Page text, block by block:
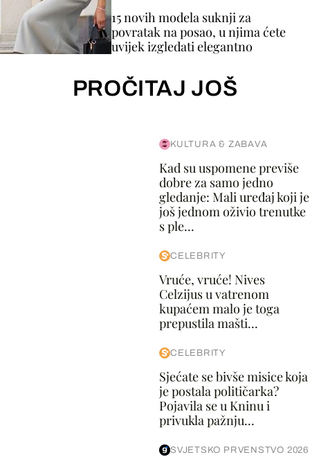
15 novih modela suknji za
povratak na posao, u njima ćete
uvijek izgledati elegantno
PROČITAJ JOŠ
KULTURA & ZABAVA
Kad su uspomene previše
dobre za samo jedno
gledanje: Mali uređaj koji je
još jednom oživio trenutke
s ple...
CELEBRITY
Vruće, vruće! Nives
Celzijus u vatrenom
kupaćem malo je toga
prepustila mašti...
CELEBRITY
Sjećate se bivše misice koja
je postala političarka?
Pojavila se u Kninu i
privukla pažnju...
SVJETSKO PRVENSTVO 2026